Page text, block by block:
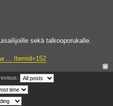
sekä talkooporukalle.
... Itemid=152